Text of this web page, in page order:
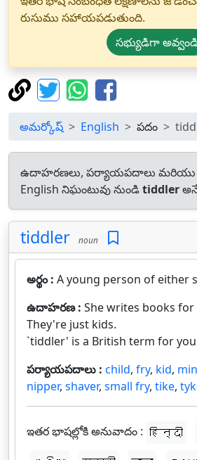
రుసుము సహాయపడుతుంది.
సభ్యుడిగా
అమర్కోష్ English పదం
ఉదాహరణలు, పర్యాయపదాలు మరియు
English నిఘంటువు నుండిtiddler
tiddler noun
అర్థం : A young person of either
ఉదాహరణ : She writes books
They're just kids.
`tiddler' is a British term for
పర్యాయపదాలు : child, fry, kid,
nipper, shaver, small fry, tike,
ఇతర భాషల్లోకి అనువాదం : हिन्दी